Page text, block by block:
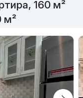
160 м²
м²